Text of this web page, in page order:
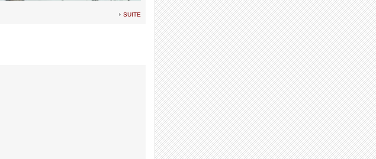
suite